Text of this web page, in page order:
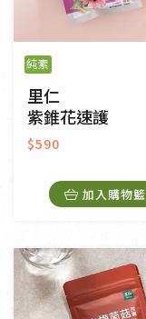
純素
里仁
紫錐花速護
$590
加入購物籃